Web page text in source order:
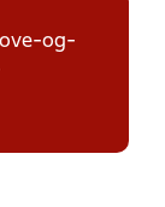
og-